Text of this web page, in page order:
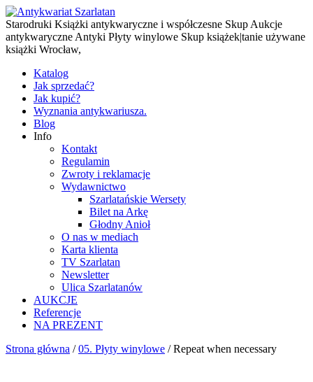
Starodruki Książki antykwaryczne i współczesne Skup Aukcje
antykwaryczne Antyki Płyty winylowe Skup książek|tanie używane
książki Wrocław,
Katalog
Jak sprzedać?
Jak kupić?
Wyznania antykwariusza.
Blog
Info
Kontakt
Regulamin
Zwroty i reklamacje
Wydawnictwo
Szarlatańskie Wersety
Bilet na Arkę
Głodny Anioł
O nas w mediach
Karta klienta
TV Szarlatan
Newsletter
Ulica Szarlatanów
AUKCJE
Referencje
NA PREZENT
Strona główna /05. Płyty winylowe / Repeat when necessary